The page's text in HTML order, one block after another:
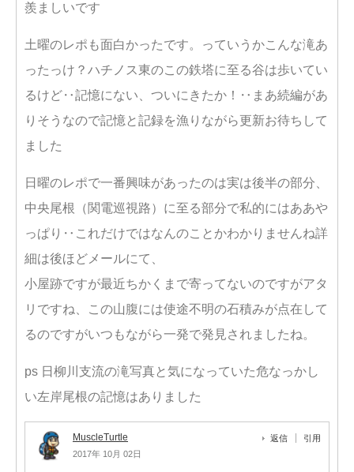
羨ましいです
土曜のレポも面白かったです。っていうかこんな滝あ
ったっけ？ハチノス東のこの鉄塔に至る谷は歩いてい
るけど‥記憶にない、ついにきたか！‥まあ続編があ
りそうなので記憶と記録を漁りながら更新お待ちして
ました
日曜のレポで一番興味があったのは実は後半の部分、
中央尾根（関電巡視路）に至る部分で私的にはああや
っぱり‥これだけではなんのことかわかりませんね詳
細は後ほどメールにて、
小屋跡ですが最近ちかくまで寄ってないのですがアタ
リですね、この山腹には使途不明の石積みが点在して
るのですがいつもながら一発で発見されましたね。
ps 日柳川支流の滝写真と気になっていた危なっかし
い左岸尾根の記憶はありました
MuscleTurtle
2017年 10月 02日
返信 引用